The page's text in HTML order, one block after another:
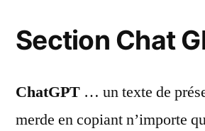
Section Chat
ChatGPT … un texte de
merde en copiant n’importe